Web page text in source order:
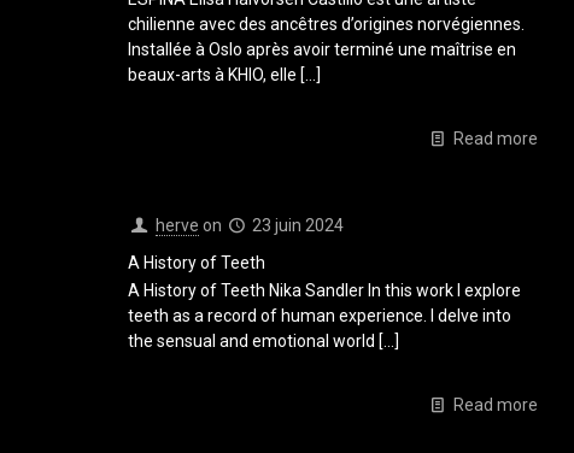
chilienne avec des ancêtres d’origines norvégiennes.
Installée à Oslo après avoir terminé une maîtrise en
beaux-arts à KHIO, elle […]
Read more
herve on
23 juin 2024
A History of Teeth
A History of Teeth Nika Sandler In this work I explore
teeth as a record of human experience. I delve into
the sensual and emotional world […]
Read more